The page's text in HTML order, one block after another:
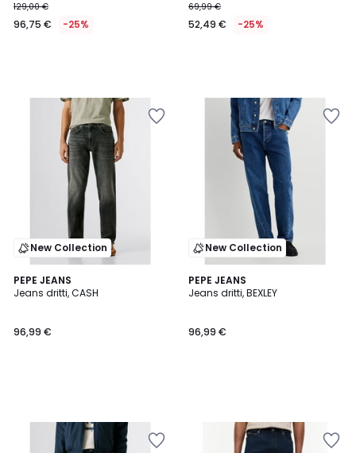
129,00 €
96,75 € -25%
69,99 €
52,49 € -25%
New Collection
PEPE JEANS
Jeans dritti, CASH
96,99 €
New Collection
PEPE JEANS
Jeans dritti, BEXLEY
96,99 €